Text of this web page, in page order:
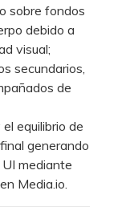
sobre fondos
debido a
visual;
secundarios,
de
equilibrio de
generando
mediante
Media.io.